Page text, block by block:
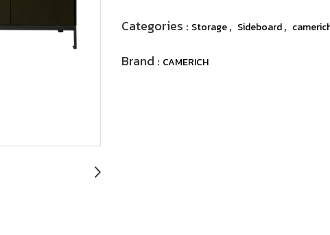
Categories : Storage, Sideboard,
Brand : CAMERICH